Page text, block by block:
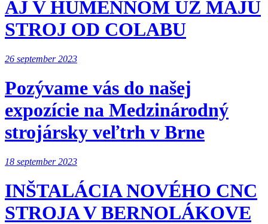
AJ V HUMENNOM UŽ MAJÚ
STROJ OD COLABU
26 september 2023
Pozývame vás do našej
expozície na Medzinárodný
strojársky veľtrh v Brne
18 september 2023
INŠTALÁCIA NOVÉHO CNC
STROJA V BERNOLÁKOVE